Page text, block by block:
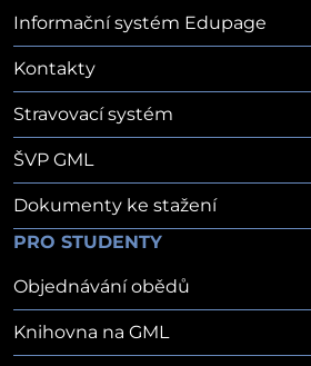
Informační systém Edupage
Kontakty
Stravovací systém
ŠVP GML
Dokumenty ke stažení
PRO STUDENTY
Objednávání obědů
Knihovna na GML